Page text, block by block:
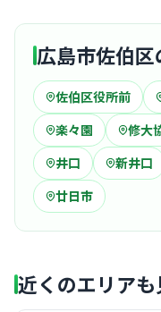
広島市佐伯
佐伯区役所前
楽々園
修大
井口
新井口
廿日市
近くのエリアも